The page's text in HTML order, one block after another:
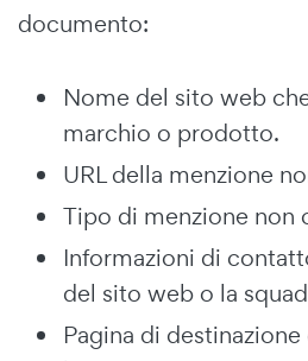
documento:
Nome del sito web
marchio o prodotto.
URL della menzione
Tipo di menzione non
Informazioni di
del sito web o la
Pagina di